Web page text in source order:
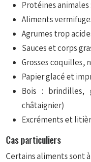
Protéines
Aliments
Agrumes trop
Sauces et corps
Grosses coquilles,
Papier glacé et
Bois : brindilles,
châtaignier)
Excréments et
Cas particuliers
Certains aliments sont